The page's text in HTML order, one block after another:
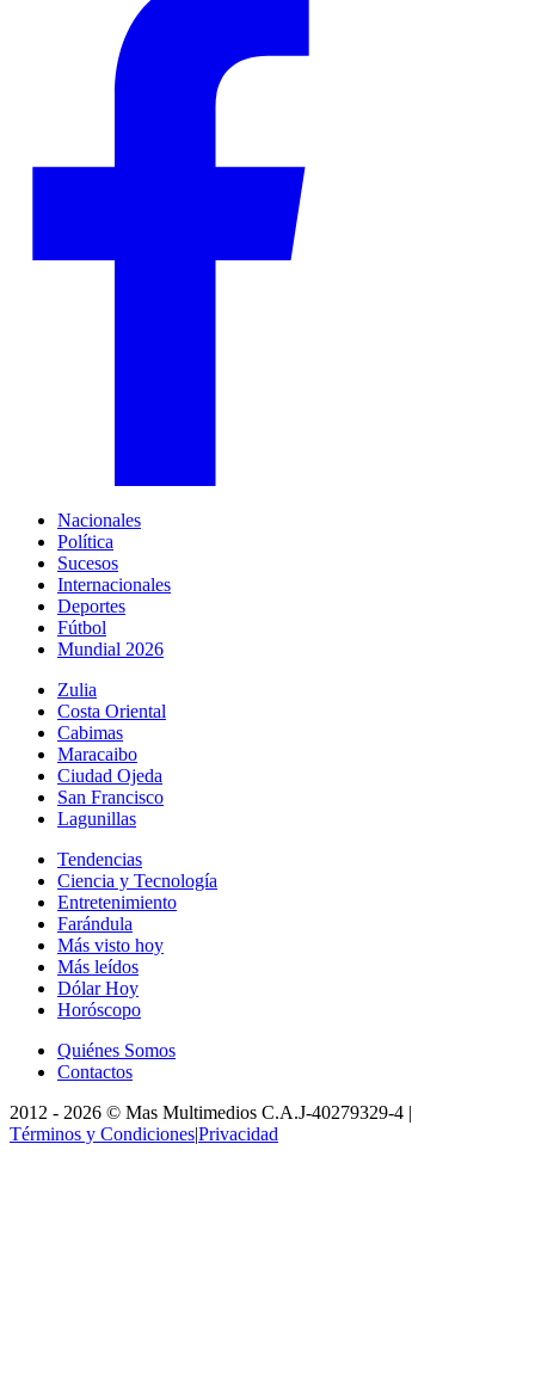
Nacionales
Política
Sucesos
Internacionales
Deportes
Fútbol
Mundial 2026
Zulia
Costa Oriental
Cabimas
Maracaibo
Ciudad Ojeda
San Francisco
Lagunillas
Tendencias
Ciencia y Tecnología
Entretenimiento
Farándula
Más visto hoy
Más leídos
Dólar Hoy
Horóscopo
Quiénes Somos
Contactos
2012 - 2026 © Mas Multimedios C.A.J-40279329-4 |
Términos y Condiciones|Privacidad